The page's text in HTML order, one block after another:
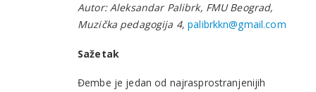
Autor: Aleksandar Palibrk, FMU Beograd,
Muzička pedagogija 4,palibrkkn@gmail.com
Sažetak
Đembe je jedan od najrasprostranjenijih